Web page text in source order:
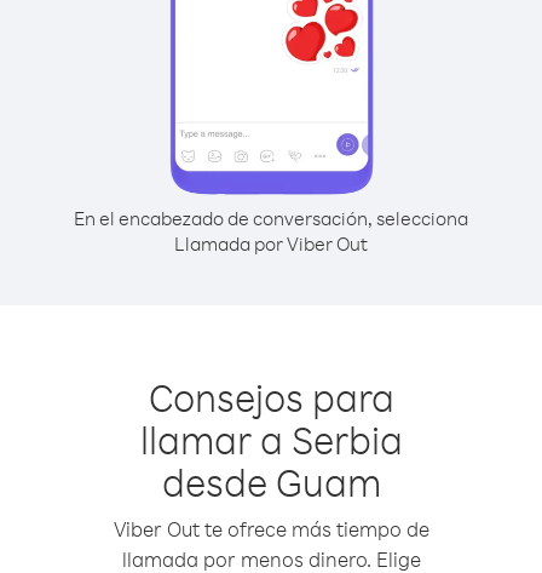
En el encabezado de conversación, selecciona
Llamada por Viber Out
Consejos para
llamar a Serbia
desde Guam
Viber Out te ofrece más tiempo de
llamada por menos dinero. Elige